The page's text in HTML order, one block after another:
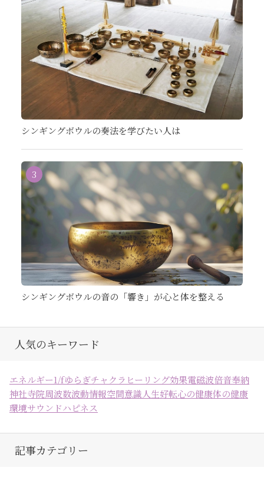
シンギングボウルの奏法を学びたい人は
3
シンギングボウルの音の「響き」が心と体を整える
人気のキーワード
エネルギー1/fゆらぎチャクラ ヒーリング効果電磁波倍音奉納
神社寺院周波数波動情報空間意識人生好転心の健康体の健康
環境サウンドハピネス
記事カテゴリー